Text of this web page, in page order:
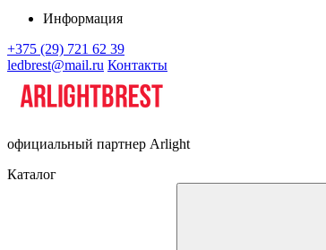
Информация
+375 (29) 721 62 39
ledbrest@mail.ru Контакты
официальный партнер Arlight
Каталог